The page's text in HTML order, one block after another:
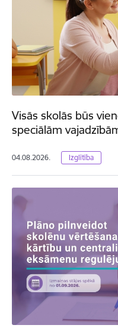
Visās skolās būs
speciālām
04.08.2026. Izglītība